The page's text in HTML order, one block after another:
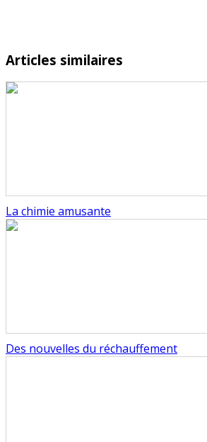
Articles similaires
La chimie amusante
Des nouvelles du réchauffement